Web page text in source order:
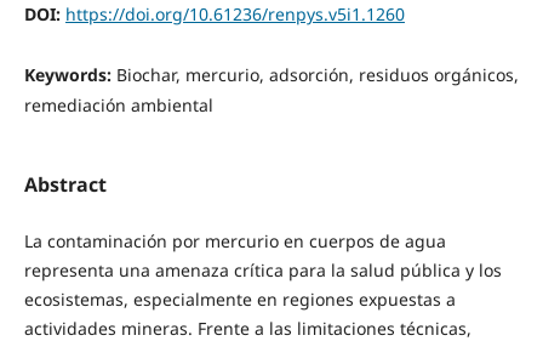
DOI: https://doi.org/10.61236/renpys.v5i1.1260
Keywords: Biochar, mercurio, adsorción, residuos orgánicos,
remediación ambiental
Abstract
La contaminación por mercurio en cuerpos de agua
representa una amenaza crítica para la salud pública y los
ecosistemas, especialmente en regiones expuestas a
actividades mineras. Frente a las limitaciones técnicas,